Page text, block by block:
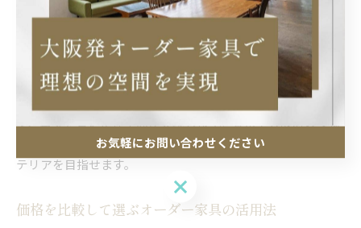
す。既製品のパーツをベースに一部だけカスタマイズするこ
とで、オーダー家具ならではのフィット感とコストダウンの
両立が可能です。
たとえば、リビング収納やキッチンカウンターなど、部屋の
スペースや動線に合わせて必要な部分だけオーダーすること
で、ムダを省いた住空間が実現します。東京や大阪府の多様
な住宅事情にも柔軟に対応でき、予算内で満足度の高いイン
テリアを目指せます。
価格を比較して選ぶオーダー家具の活用法
お気軽にお問い合わせください
お気軽にお問い合わせください